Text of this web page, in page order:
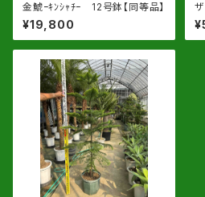
金鯱ｰｷﾝｼｬﾁｰ 12号鉢【同等品】
¥19,800
【